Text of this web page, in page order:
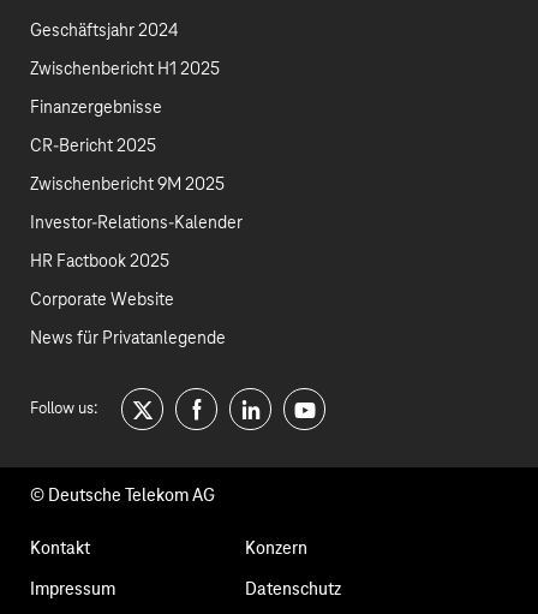
Geschäftsjahr 2024
Zwischenbericht H1 2025
Finanzergebnisse
CR-Bericht 2025
Zwischenbericht 9M 2025
Investor-Relations-Kalender
HR Factbook 2025
Corporate Website
News für Privatanlegende
Follow us:
twitterfacebooklinkedinyoutube
© Deutsche Telekom AG
Fußzeilennavigation
Kontakt Konzern
Impressum Datenschutz